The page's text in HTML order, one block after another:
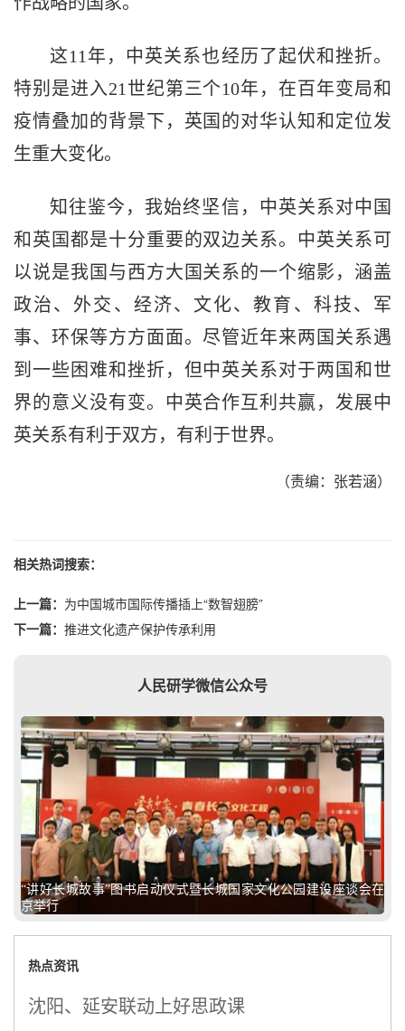
这11年，中英关系也经历了起伏和挫折。
特别是进入21世纪第三个10年，在百年变局和
疫情叠加的背景下，英国的对华认知和定位发
生重大变化。
知往鉴今，我始终坚信，中英关系对中国
和英国都是十分重要的双边关系。中英关系可
以说是我国与西方大国关系的一个缩影，涵盖
政治、外交、经济、文化、教育、科技、军
事、环保等方方面面。尽管近年来两国关系遇
到一些困难和挫折，但中英关系对于两国和世
界的意义没有变。中英合作互利共赢，发展中
英关系有利于双方，有利于世界。
（责编：张若涵）
相关热词搜索：
上一篇： 为中国城市国际传播插上“数智翅膀”
下一篇： 推进文化遗产保护传承利用
人民研学微信公众号
“讲好长城故事”图书启动仪式暨长城国家文化公园建设座谈会在
京举行
热点资讯
沈阳、延安联动上好思政课